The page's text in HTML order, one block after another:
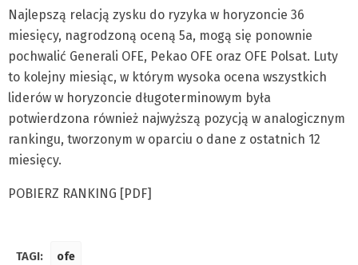
Najlepszą relacją zysku do ryzyka w horyzoncie 36
miesięcy, nagrodzoną oceną 5a, mogą się ponownie
pochwalić Generali OFE, Pekao OFE oraz OFE Polsat. Luty
to kolejny miesiąc, w którym wysoka ocena wszystkich
liderów w horyzoncie długoterminowym była
potwierdzona również najwyższą pozycją w analogicznym
rankingu, tworzonym w oparciu o dane z ostatnich 12
miesięcy.
POBIERZ RANKING [PDF]
TAGI: ofe